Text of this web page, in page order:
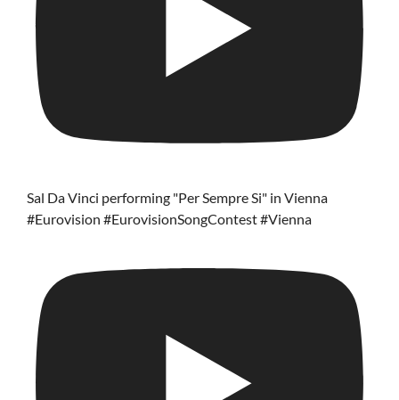
Sal Da Vinci performing "Per Sempre Si" in Vienna
#Eurovision #EurovisionSongContest #Vienna